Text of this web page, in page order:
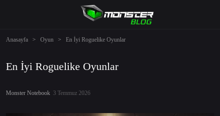
Anasayfa > Oyun > En İyi Roguelike Oyunlar
En İyi Roguelike Oyunlar
Monster Notebook 3 Temmuz 2026